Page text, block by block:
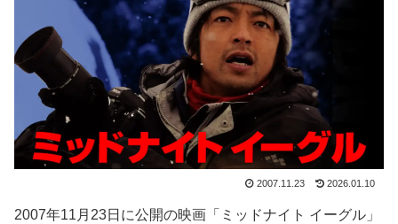
2007.11.23 2026.01.10
2007年11月23日に公開の映画「ミッドナイト イーグル」